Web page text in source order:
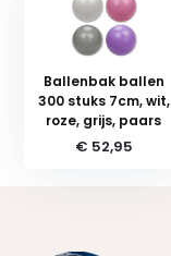
Ballenbak ballen
300 stuks 7cm, wit,
roze, grijs, paars
€ 52,95